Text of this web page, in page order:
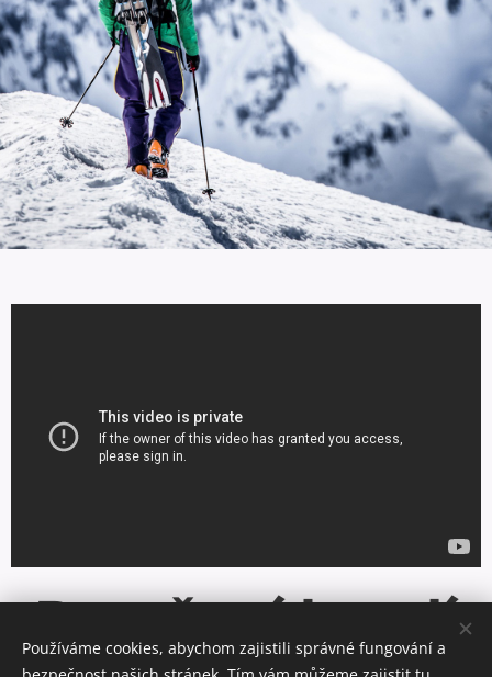
Broušení bruslí
Používáme cookies, abychom zajistili správné fungování a